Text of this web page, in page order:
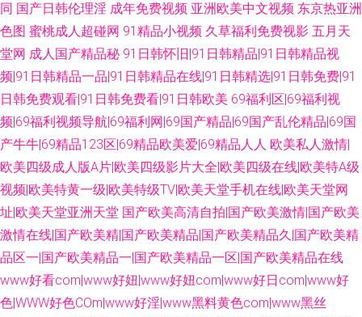
同 国产日韩伦理淫 成年免费视频 亚洲欧美中文视频 东京热亚洲
色图 蜜桃成人超碰网 91精品小视频 久草福利免费视影 五月天
堂网 成人国产精品秘 91日韩怀旧|91日韩精品|91日韩精品视
频|91日韩精品一品|91日韩精品在线|91日韩精选|91日韩免费|91
日韩免费观看|91日韩免费看|91日韩欧美 69福利区|69福利视
频|69福利视频导航|69福利网|69国产精品|69国产乱伦精品|69国
产牛牛|69精品123区|69精品欧美爱|69精品人人 欧美私人激情|
欧美四级成人版A片|欧美四级影片大全|欧美四级在线|欧美特A级
视频|欧美特黄一级|欧美特级TV|欧美天堂手机在线|欧美天堂网
址|欧美天堂亚洲天堂 国产欧美高清自拍|国产欧美激情|国产欧美
激情在线|国产欧美精|国产欧美精品|国产欧美精品久|国产欧美精
品区一|国产欧美精品一|国产欧美精品一区|国产欧美精品在线
www好看com|www好妞|www好妞com|www好日com|www好
色|WWW好色COm|www好淫|www黑料黄色com|www黑丝